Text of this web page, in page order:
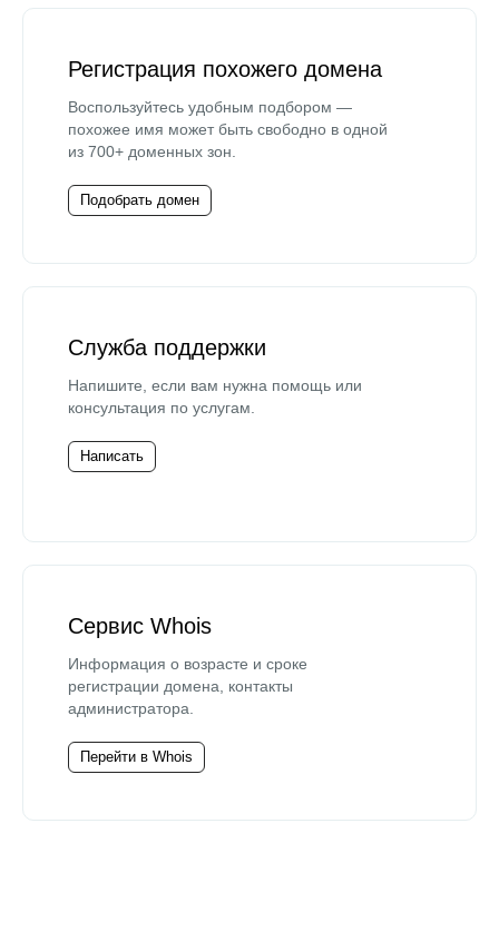
Регистрация похожего домена
Воспользуйтесь удобным подбором —
похожее имя может быть свободно в одной
из 700+ доменных зон.
Подобрать домен
Служба поддержки
Напишите, если вам нужна помощь или
консультация по услугам.
Написать
Сервис Whois
Информация о возрасте и сроке
регистрации домена, контакты
администратора.
Перейти в Whois